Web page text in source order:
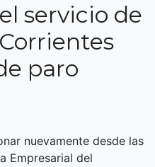
servicio de
paro
nuevamente desde las
Empresarial del